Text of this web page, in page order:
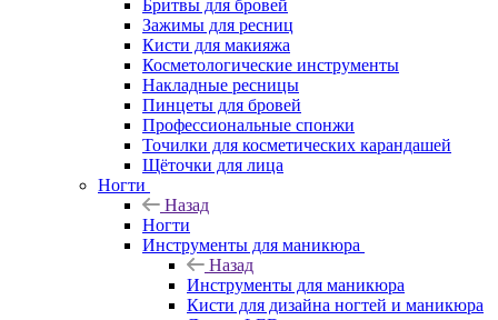
Бритвы для бровей
Зажимы для ресниц
Кисти для макияжа
Косметологические инструменты
Накладные ресницы
Пинцеты для бровей
Профессиональные спонжи
Точилки для косметических карандашей
Щёточки для лица
Ногти
Назад
Ногти
Инструменты для маникюра
Назад
Инструменты для маникюра
Кисти для дизайна ногтей и маникюра